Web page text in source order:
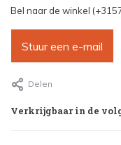
Bel naar de winkel
Stuur een e-mail
Delen
Verkrijgbaar in de